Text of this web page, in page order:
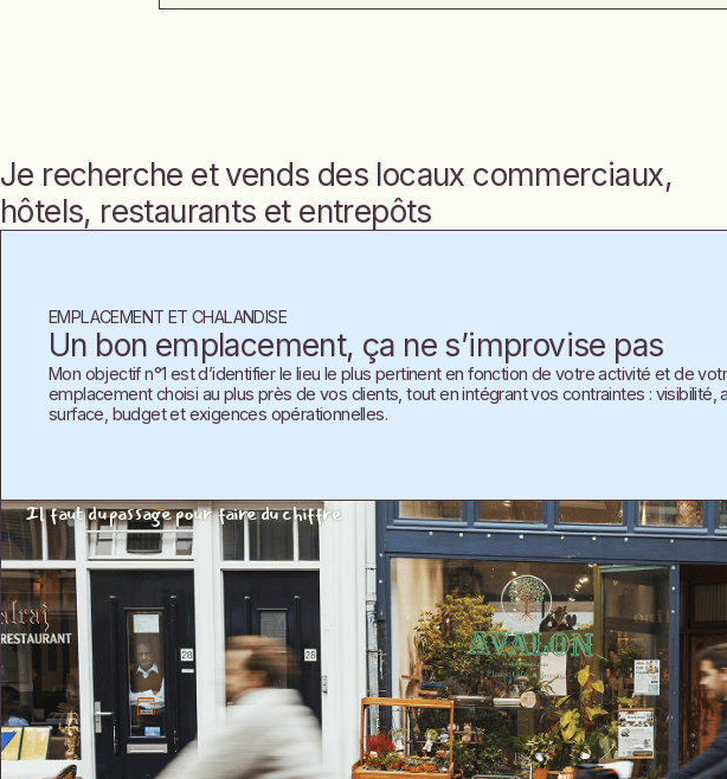
Je recherche et vends des locaux commerciaux,
hôtels, restaurants et entrepôts
EMPLACEMENT ET CHALANDISE
Un bon emplacement, ça ne s’improvise pas
Mon objectif n°1 est d’identifier le lieu le plus pertinent en fonction de votre activité et de
emplacement choisi au plus près de vos clients, tout en intégrant vos contraintes : visibilité,
surface, budget et exigences opérationnelles.
Il faut du passage pour faire du chiffre